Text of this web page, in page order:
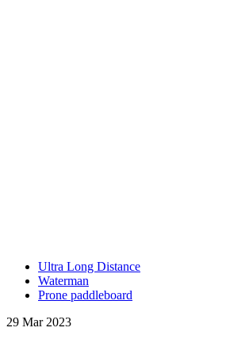
Ultra Long Distance
Waterman
Prone paddleboard
29 Mar 2023